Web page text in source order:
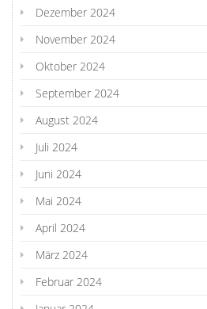
Dezember 2024
November 2024
Oktober 2024
September 2024
August 2024
Juli 2024
Juni 2024
Mai 2024
April 2024
März 2024
Februar 2024